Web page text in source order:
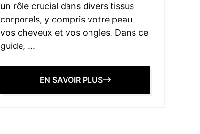
un rôle crucial dans divers tissus
corporels, y compris votre peau,
vos cheveux et vos ongles. Dans ce
guide, ...
EN SAVOIR PLUS